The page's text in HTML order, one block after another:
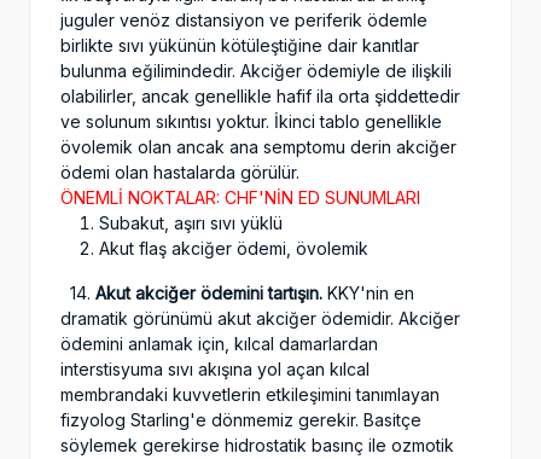
juguler venöz distansiyon ve periferik ödemle
birlikte sıvı yükünün kötüleştiğine dair kanıtlar
bulunma eğilimindedir. Akciğer ödemiyle de ilişkili
olabilirler, ancak genellikle hafif ila orta şiddettedir
ve solunum sıkıntısı yoktur. İkinci tablo genellikle
övolemik olan ancak ana semptomu derin akciğer
ödemi olan hastalarda görülür.
ÖNEMLİ NOKTALAR: CHF'NİN ED SUNUMLARI
Subakut, aşırı sıvı yüklü
Akut flaş akciğer ödemi, övolemik
14. Akut akciğer ödemini tartışın. KKY'nin en
dramatik görünümü akut akciğer ödemidir. Akciğer
ödemini anlamak için, kılcal damarlardan
interstisyuma sıvı akışına yol açan kılcal
membrandaki kuvvetlerin etkileşimini tanımlayan
fizyolog Starling'e dönmemiz gerekir. Basitçe
söylemek gerekirse hidrostatik basınç ile ozmotik